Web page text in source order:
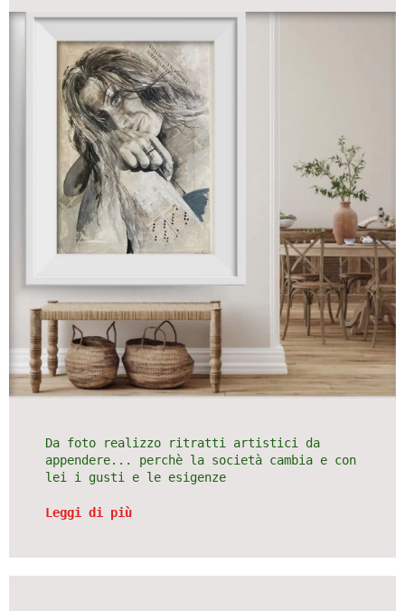
Da foto realizzo ritratti artistici da
appendere... perchè la società cambia e con
lei i gusti e le esigenze
Leggi di più